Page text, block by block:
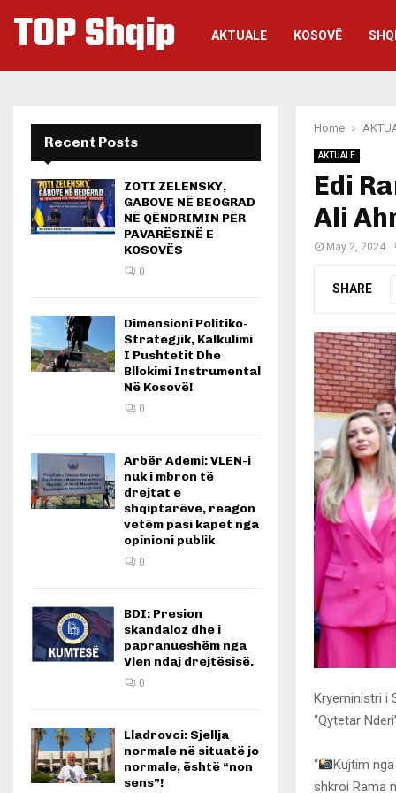
TOP Shqip AKTUALE KOSOVË
Home
AKTUALE
Edi
Ali
May 2, 2024
SHARE
Kryeministri i
“Qytetar
“
Kujtim
shkroi Rama
Recent Posts
ZOTI ZELENSKY,
GABOVE NË BEOGRAD
NË QËNDRIMIN PËR
PAVARËSINË E
KOSOVËS
0
Dimensioni Politiko-
Strategjik, Kalkulimi
I Pushtetit Dhe
Bllokimi Instrumental
Në Kosovë!
0
Arbër Ademi: VLEN-i
nuk i mbron të
drejtat e
shqiptarëve, reagon
vetëm pasi kapet nga
opinioni publik
0
BDI: Presion
skandaloz dhe i
papranueshëm nga
Vlen ndaj drejtësisë.
0
Lladrovci: Sjellja
normale në situatë jo
normale, është “non
sens”!